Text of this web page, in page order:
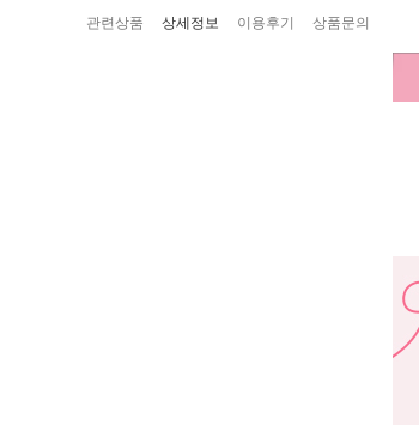
관련상품 상세정보 이용후기 상품문의